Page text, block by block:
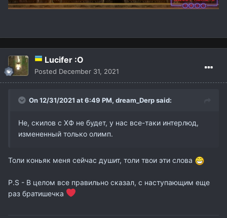
Lucifer :O
Posted December 31, 2021
On 12/31/2021 at 6:49 PM, dream_Derpsaid:
Не, скилов с ХФ не будет, у нас все-таки интерлюд,
измененный только олимп.
Толи коньяк меня сейчас душит, толи твои эти слова
P.S - В целом все правильно сказал, с наступающим еще
раз братишечка